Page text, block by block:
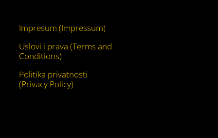
Impresum (Impressum)
Uslovi i prava (Terms and
Conditions)
Politika privatnosti
(Privacy Policy)